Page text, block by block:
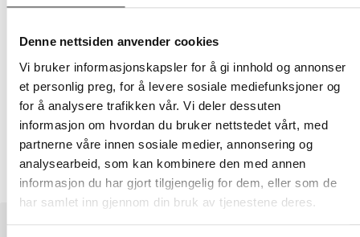
Denne nettsiden anvender cookies
Vi bruker informasjonskapsler for å gi innhold og annonser
et personlig preg, for å levere sosiale mediefunksjoner og
for å analysere trafikken vår. Vi deler dessuten
informasjon om hvordan du bruker nettstedet vårt, med
partnerne våre innen sosiale medier, annonsering og
analysearbeid, som kan kombinere den med annen
informasjon du har gjort tilgjengelig for dem, eller som de
har samlet inn gjennom din bruk av tjenestene deres.
LEGG I HANDLEVOGN
Nettlager: Ikke på lager (estimert12dager)